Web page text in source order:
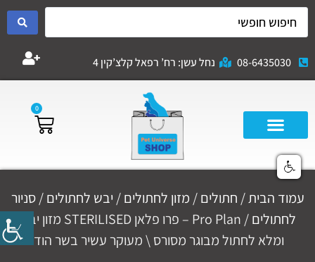
08-6435030 נחל עשן: רח’ רפאל קלצ’קין 4
0
עמוד הבית/ חתולים/ מזון לחתולים/ יבש לחתולים/סניור
לחתולים
/ Pro Plan – פרו פלאן STERILISED מזון יבש
ומלא לחתול מבוגר מסורס \ מעוקר עשיר בשר הודו